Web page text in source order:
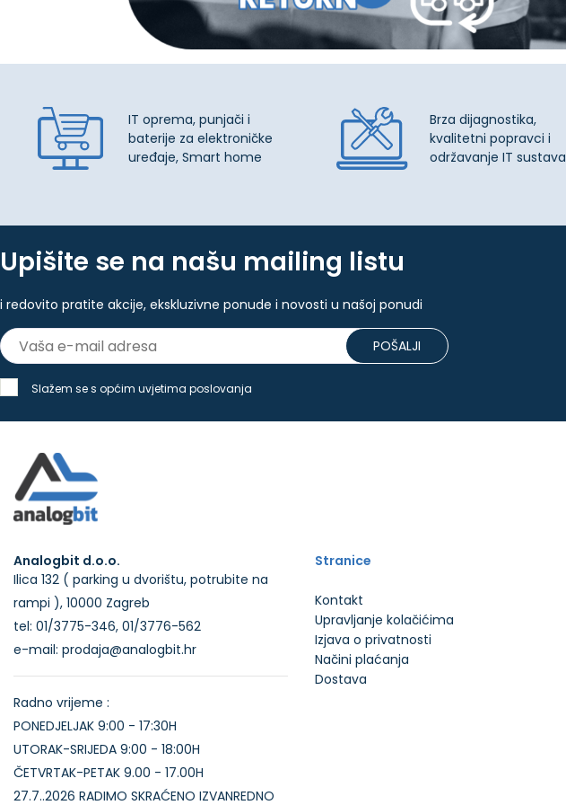
IT oprema, punjači i
baterije za elektroničke
uređaje, Smart home
Brza dijagnostika,
kvalitetni popravci i
održavanje IT sustava
Upišite se na našu mailing listu
i redovito pratite akcije, ekskluzivne ponude i novosti u našoj ponudi
POŠALJI
Slažem se s općim uvjetima poslovanja
Analogbit d.o.o.
Ilica 132 ( parking u dvorištu, potrubite na
rampi ), 10000 Zagreb
tel: 01/3775-346, 01/3776-562
e-mail: prodaja@analogbit.hr
Radno vrijeme :
PONEDJELJAK 9:00 - 17:30H
UTORAK-SRIJEDA 9:00 - 18:00H
ČETVRTAK-PETAK 9.00 - 17.00H
27.7..2026 RADIMO SKRAĆENO IZVANREDNO
Stranice
Kontakt
Upravljanje kolačićima
Izjava o privatnosti
Načini plaćanja
Dostava